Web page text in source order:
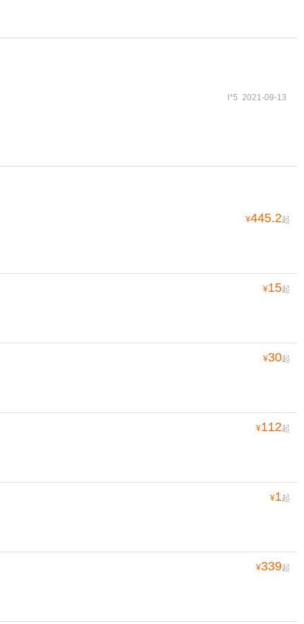
l*5 2021-09-13
¥445.2起
¥15起
¥30起
¥112起
¥1起
¥339起